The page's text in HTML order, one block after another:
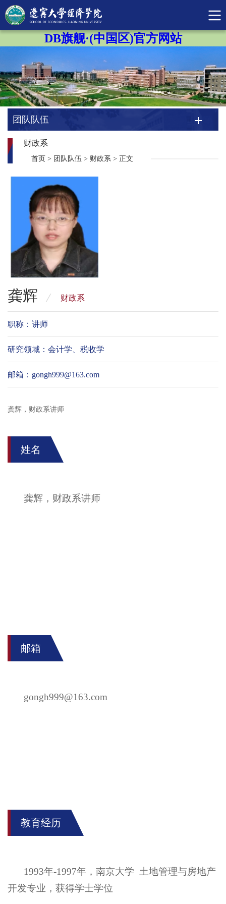
DB旗舰·(中国区)官方网站
团队队伍
财政系
首页 > 团队队伍 > 财政系 > 正文
龚辉 财政系
职称：讲师
研究领域：会计学、税收学
邮箱：gongh999@163.com
​龚辉，财政系讲师
姓名
龚辉，财政系讲师
邮箱
gongh999@163.com
教育经历
1993年-1997年 ， 南京大学
土地管理与房地产
开发专业 ， 获得学士学位